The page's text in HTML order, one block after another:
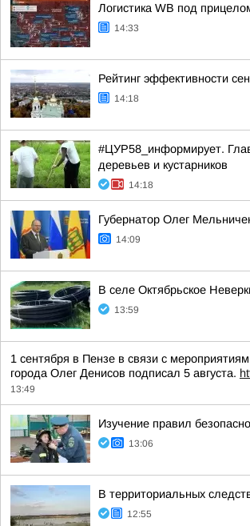
Логистика WB под
14:33
Рейтинг эффективности
14:18
#ЦУР58_информирует.
деревьев и кустарников
14:18
Губернатор Олег
14:09
В селе Октябрьское
13:59
1 сентября в Пензе в связи с
города Олег Денисов подписал 5 августа.
13:49
Изучение правил
13:06
В территориальных
12:55